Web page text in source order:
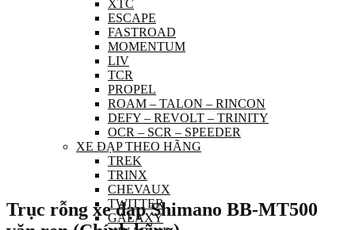
XTC
ESCAPE
FASTROAD
MOMENTUM
LIV
TCR
PROPEL
ROAM – TALON – RINCON
DEFY – REVOLT – TRINITY
OCR – SCR – SPEEDER
XE ĐẠP THEO HÃNG
TREK
TRINX
CHEVAUX
TWITTER
GALAXY
Trục rỗng xe đạp Shimano BB-MT500